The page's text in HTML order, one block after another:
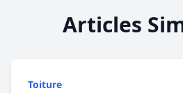
Articles
Toiture